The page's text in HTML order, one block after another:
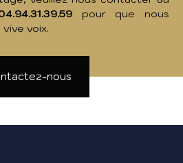
pour que nous
voix.
nous